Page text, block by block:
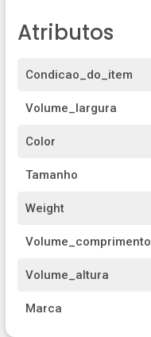
Atributos
Condicao_do_item
Volume_largura
Color
Tamanho
Weight
Volume_comprimento
Volume_altura
Marca